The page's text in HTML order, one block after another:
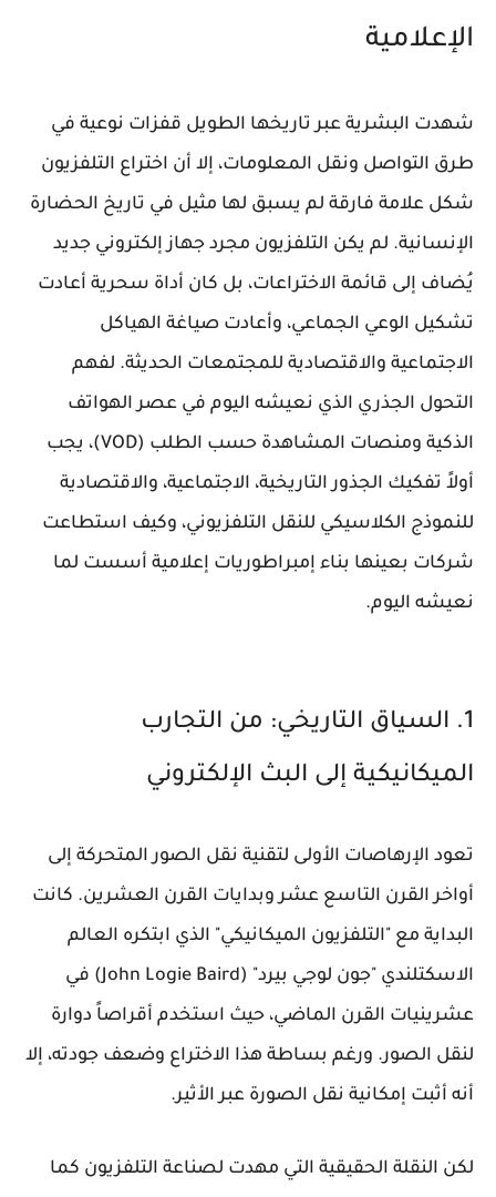
الإعلامية
شهدت البشرية عبر تاريخها الطويل قفزات نوعية في
طرق التواصل ونقل المعلومات، إلا أن اختراع التلفزيون
شكل علامة فارقة لم يسبق لها مثيل في تاريخ الحضارة
الإنسانية. لم يكن التلفزيون مجرد جهاز إلكتروني جديد
يُضاف إلى قائمة الاختراعات، بل كان أداة سحرية أعادت
تشكيل الوعي الجماعي، وأعادت صياغة الهياكل
الاجتماعية والاقتصادية للمجتمعات الحديثة. لفهم
التحول الجذري الذي نعيشه اليوم في عصر الهواتف
الذكية ومنصات المشاهدة حسب الطلب (VOD)، يجب
أولاً تفكيك الجذور التاريخية، الاجتماعية، والاقتصادية
للنموذج الكلاسيكي للنقل التلفزيوني، وكيف استطاعت
شركات بعينها بناء إمبراطوريات إعلامية أسست لما
نعيشه اليوم.
1. السياق التاريخي: من التجارب
الميكانيكية إلى البث الإلكتروني
تعود الإرهاصات الأولى لتقنية نقل الصور المتحركة إلى
أواخر القرن التاسع عشر وبدايات القرن العشرين. كانت
البداية مع "التلفزيون الميكانيكي" الذي ابتكره العالم
الاسكتلندي "جون لوجي بيرد" (John Logie Baird) في
عشرينيات القرن الماضي، حيث استخدم أقراصاً دوارة
لنقل الصور. ورغم بساطة هذا الاختراع وضعف جودته، إلا
أنه أثبت إمكانية نقل الصورة عبر الأثير.
لكن النقلة الحقيقية التي مهدت لصناعة التلفزيون كما